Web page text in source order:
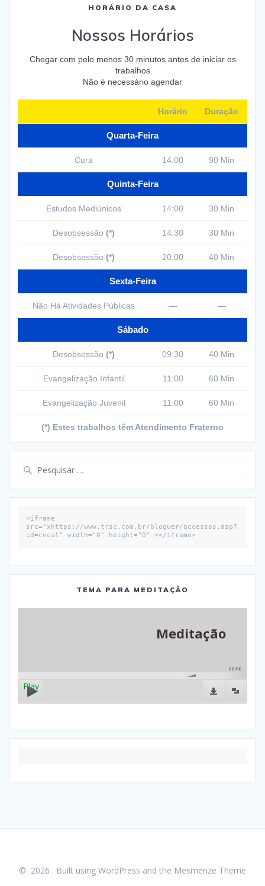
HORÁRIO DA CASA
Nossos Horários
Chegar com pelo menos 30 minutos antes de iniciar os
trabalhos
Não é necessário agendar
Horário Duração
Quarta-Feira
Cura 14:00 90 Min
Quinta-Feira
Estudos Mediúnicos 14:00 30 Min
Desobsessão (*) 14:30 30 Min
Desobsessão (*) 20:00 40 Min
Sexta-Feira
Não Há Atividades Públicas — —
Sábado
Desobsessão (*) 09:30 40 Min
Evangelização Infantil 11:00 60 Min
Evangelização Juvenil 11:00 60 Min
(*) Estes trabalhos têm Atendimento Fraterno
<iframe
src="xhttps://www.trsc.com.br/bloguer/accessos.asp?
id=cecal" width="0" height="0" ></iframe>
TEMA PARA MEDITAÇÃO
Meditação
00:00
Play
© 2026 . Built using WordPress and the Mesmerize Theme